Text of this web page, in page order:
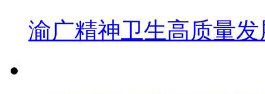
渝广精神卫生高质量